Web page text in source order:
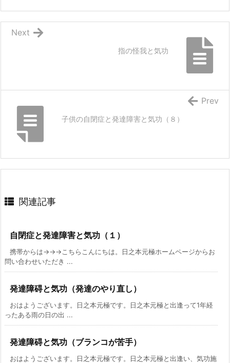
指の怪我と気功
Next
子供の自閉症と発達障害と気功（８）
Prev
関連記事
自閉症と発達障害と気功（１）
携帯からは→→→こちらこんにちは。日之本元極ホームページからお
問い合わせいただき ...
発達障碍と気功（発達のやり直し）
おはようございます。日之本元極です。日之本元極と出逢って1年経
ったある雨の日の出 ...
発達障碍と気功（ブランコが苦手）
おはようございます。日之本元極です。日之本元極と出逢い、気功施